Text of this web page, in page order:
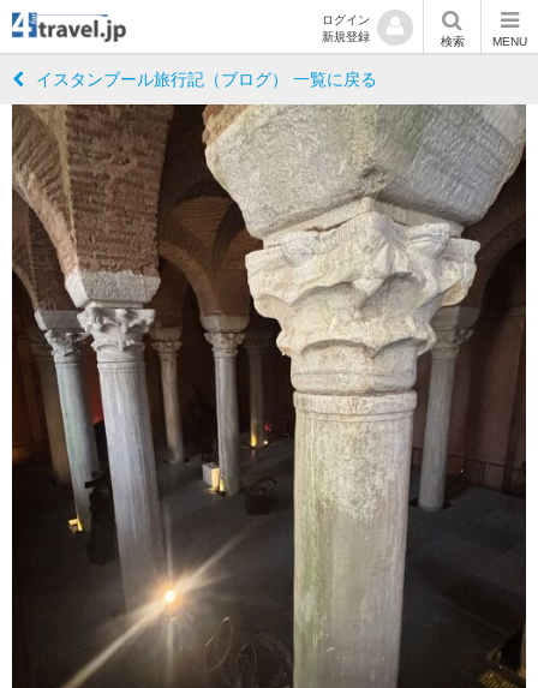
ログイン
新規登録
検索 MENU
イスタンブール旅行記（ブログ） 一覧に戻る